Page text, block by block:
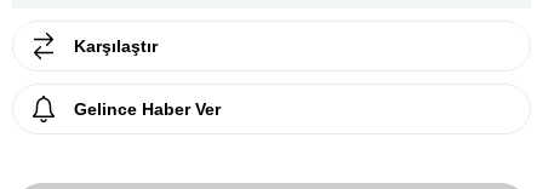
Karşılaştır
Gelince Haber Ver